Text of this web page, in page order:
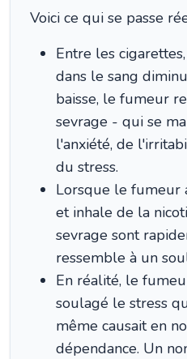
Voici ce qui se passe
Entre les
dans le sang
baisse, le fumeur
sevrage - qui se
l'anxiété, de
du stress.
Lorsque le fumeur
et inhale de la
sevrage sont
ressemble à un
En réalité, le
soulagé le stress
même causait en
dépendance. Un